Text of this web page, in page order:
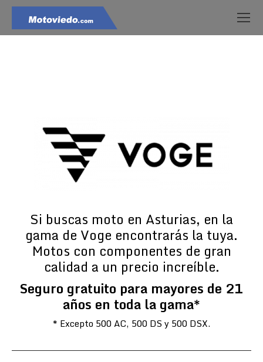
Si buscas moto en Asturias, en la
gama de Voge encontrarás la tuya.
Motos con componentes de gran
calidad a un precio increíble.
Seguro gratuito para mayores de 21
años en toda la gama*
* Excepto 500 AC, 500 DS y 500 DSX.